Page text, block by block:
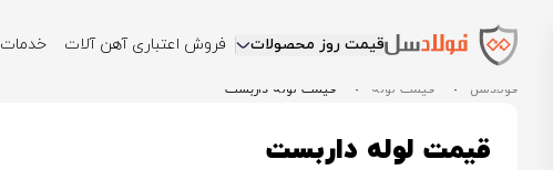
قیمت روز محصولات فروش اعتباری آهن آلات خدمات
فولادسل قیمت لوله قیمت لوله داربست
قیمت لوله داربست